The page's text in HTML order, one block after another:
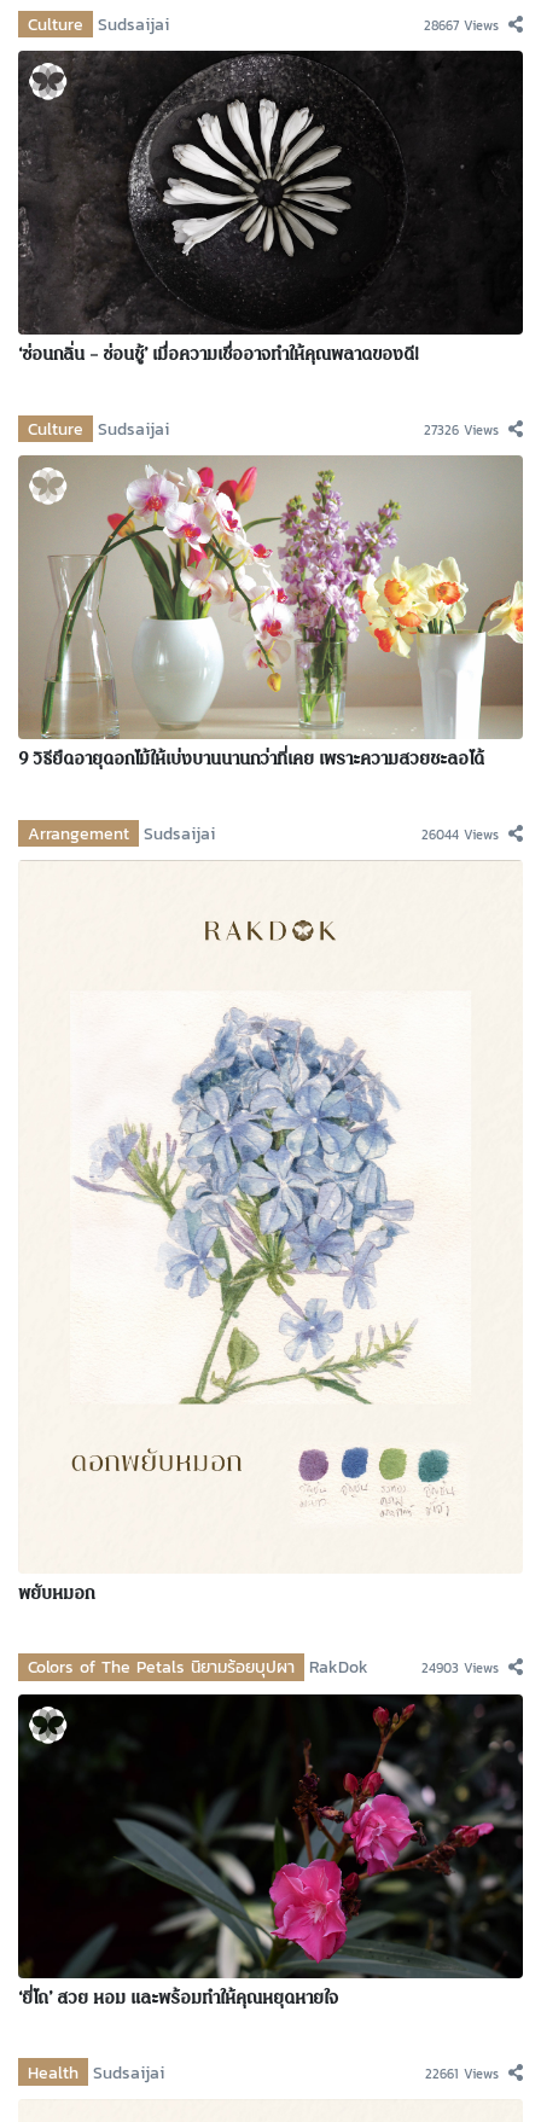
Culture Sudsaijai 28667 Views
‘ซ่อนกลิ่น – ซ่อนชู้’ เมื่อความเชื่ออาจทำให้คุณพลาดของดี!
Culture Sudsaijai 27326 Views
9 วิธียืดอายุดอกไม้ให้เบ่งบานนานกว่าที่เคย เพราะความสวยชะลอได้
Arrangement Sudsaijai 26044 Views
พยับหมอก
Colors of The Petals นิยามร้อยบุปผา RakDok 24903 Views
‘ยี่โถ’ สวย หอม และพร้อมทำให้คุณหยุดหายใจ
Health Sudsaijai 22661 Views